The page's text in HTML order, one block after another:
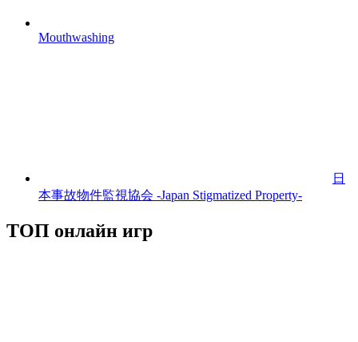
Mouthwashing
日
本事故物件監視協会 -Japan Stigmatized Property-
ТОП онлайн игр